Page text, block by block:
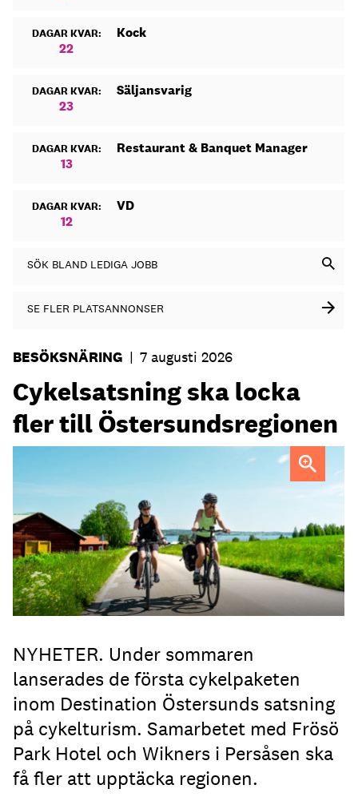
DAGAR KVAR:
22
Kock
DAGAR KVAR:
23
Säljansvarig
DAGAR KVAR:
13
Restaurant & Banquet Manager
DAGAR KVAR:
12
VD
SÖK BLAND LEDIGA JOBB
SE FLER PLATSANNONSER
BESÖKSNÄRING | 7 augusti 2026
Cykelsatsning ska locka
fler till Östersundsregionen
NYHETER. Under sommaren
lanserades de första cykelpaketen
inom Destination Östersunds satsning
på cykelturism. Samarbetet med Frösö
Park Hotel och Wikners i Persåsen ska
få fler att upptäcka regionen.